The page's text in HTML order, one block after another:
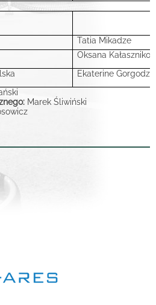
Tatia Mikadze
Oksana
Ekaterine
Marek Śliwiński